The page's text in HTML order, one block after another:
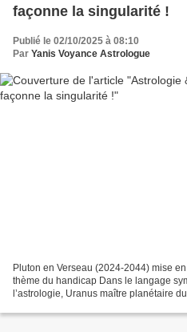
façonne la singularité !
Publié le 02/10/2025 à 08:10
Par Yanis Voyance Astrologue
Pluton en Verseau (2024-2044) mise
thème du handicap Dans le langage
l’astrologie, Uranus maître planétaire